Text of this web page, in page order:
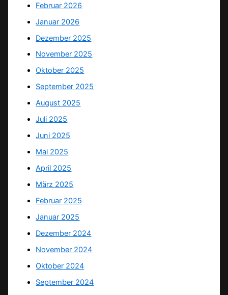
Februar 2026
Januar 2026
Dezember 2025
November 2025
Oktober 2025
September 2025
August 2025
Juli 2025
Juni 2025
Mai 2025
April 2025
März 2025
Februar 2025
Januar 2025
Dezember 2024
November 2024
Oktober 2024
September 2024